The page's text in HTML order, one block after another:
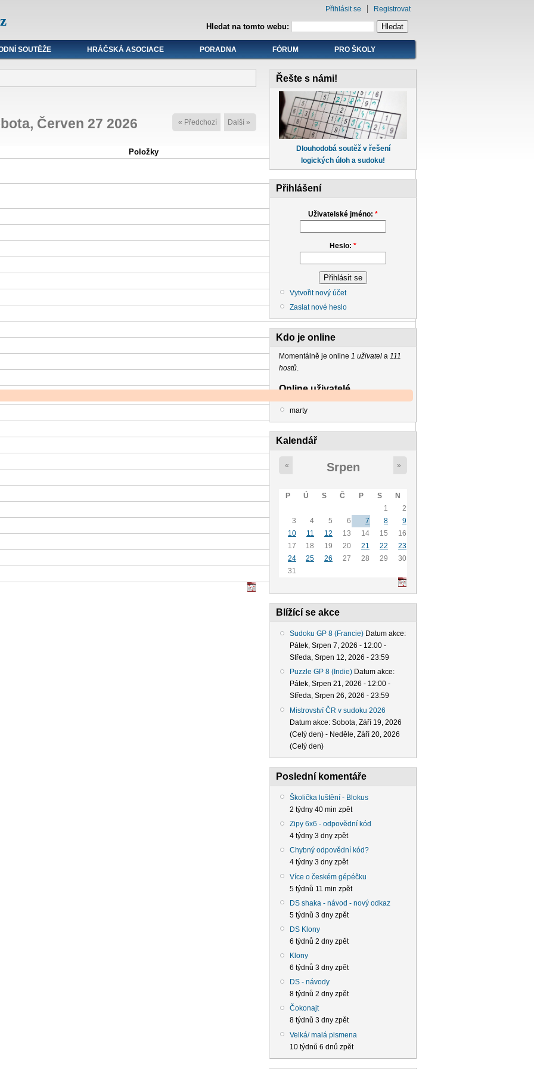
Hledat na tomto webu:
Přihlásit se Registrovat
SOUTĚŽE HRÁČSKÁ ASOCIACE PORADNA FÓRUM PRO ŠKOLY
« Předchozí
Červen 27 2026 Další »
Položky
Řešte s námi!
Dlouhodobá soutěž v řešení
logických úloh a sudoku!
Přihlášení
Uživatelské jméno: *
Heslo: *
Vytvořit nový účet
Zaslat nové heslo
Kdo je online
Momentálně je online 1 uživatel a 111
hostů.
Online uživatelé
marty
Kalendář
« Srpen »
P Ú S Č P S
N
1
2
3
4 5 6 7 8
9
10
11 12 13 14 15
16
17
18 19 20 21 22
23
24
25 26 27 28 29
30
31
Blížící se akce
Sudoku GP 8 (Francie) Datum akce:
Pátek, Srpen 7, 2026 - 12:00 -
Středa, Srpen 12, 2026 - 23:59
Puzzle GP 8 (Indie) Datum akce:
Pátek, Srpen 21, 2026 - 12:00 -
Středa, Srpen 26, 2026 - 23:59
Mistrovství ČR v sudoku 2026
Datum akce: Sobota, Září 19, 2026
(Celý den) - Neděle, Září 20, 2026
(Celý den)
Poslední komentáře
Školička luštění - Blokus
2 týdny 40 min zpět
Zipy 6x6 - odpovědní kód
4 týdny 3 dny zpět
Chybný odpovědní kód?
4 týdny 3 dny zpět
Více o českém gépéčku
5 týdnů 11 min zpět
DS shaka - návod - nový odkaz
5 týdnů 3 dny zpět
DS Klony
6 týdnů 2 dny zpět
Klony
6 týdnů 3 dny zpět
DS - návody
8 týdnů 2 dny zpět
Čokonajt
8 týdnů 3 dny zpět
Velká/ malá pismena
10 týdnů 6 dnů zpět